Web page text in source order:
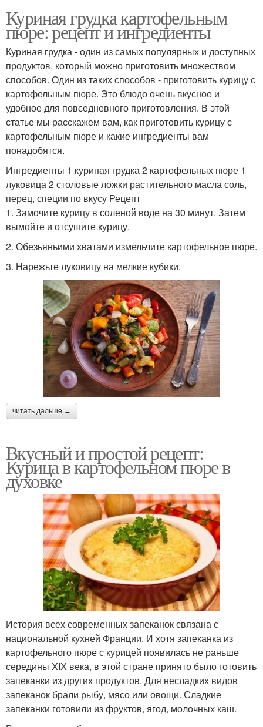
Куриная грудка картофельным
пюре: рецепт и ингредиенты
Куриная грудка - один из самых популярных и доступных
продуктов, который можно приготовить множеством
способов. Один из таких способов - приготовить курицу с
картофельным пюре. Это блюдо очень вкусное и
удобное для повседневного приготовления. В этой
статье мы расскажем вам, как приготовить курицу с
картофельным пюре и какие ингредиенты вам
понадобятся.
Ингредиенты 1 куриная грудка 2 картофельных пюре 1
луковица 2 столовые ложки растительного масла соль,
перец, специи по вкусу Рецепт
1. Замочите курицу в соленой воде на 30 минут. Затем
вымойте и отсушите курицу.
2. Обезьяньими хватами измельчите картофельное пюре.
3. Нарежьте луковицу на мелкие кубики.
читать дальше →
Вкусный и простой рецепт:
Курица в картофельном пюре в
духовке
История всех современных запеканок связана с
национальной кухней Франции. И хотя запеканка из
картофельного пюре с курицей появилась не раньше
середины XIX века, в этой стране принято было готовить
запеканки из других продуктов. Для несладких видов
запеканок брали рыбу, мясо или овощи. Сладкие
запеканки готовили из фруктов, ягод, молочных каш.